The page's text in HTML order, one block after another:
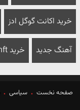
خرید اکانت گوگل ادز
آهنگ جدید خرید nft
صفحه نخست سیاسی